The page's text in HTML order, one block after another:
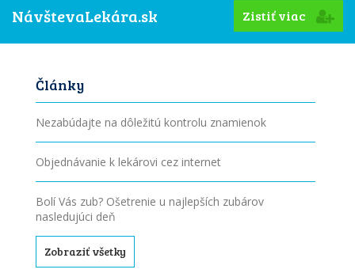
NávštevaLekára.sk
Zistiť viac
Články
Nezabúdajte na dôležitú kontrolu znamienok
Objednávanie k lekárovi cez internet
Bolí Vás zub? Ošetrenie u najlepších zubárov
nasledujúci deň
Zobraziť všetky